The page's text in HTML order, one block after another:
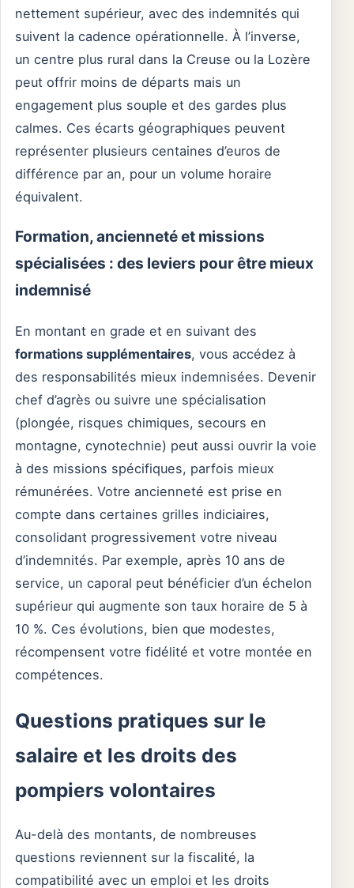
nettement supérieur, avec des indemnités qui
suivent la cadence opérationnelle. À l’inverse,
un centre plus rural dans la Creuse ou la Lozère
peut offrir moins de départs mais un
engagement plus souple et des gardes plus
calmes. Ces écarts géographiques peuvent
représenter plusieurs centaines d’euros de
différence par an, pour un volume horaire
équivalent.
Formation, ancienneté et missions
spécialisées : des leviers pour être mieux
indemnisé
En montant en grade et en suivant des
formations supplémentaires, vous accédez à
des responsabilités mieux indemnisées. Devenir
chef d’agrès ou suivre une spécialisation
(plongée, risques chimiques, secours en
montagne, cynotechnie) peut aussi ouvrir la voie
à des missions spécifiques, parfois mieux
rémunérées. Votre ancienneté est prise en
compte dans certaines grilles indiciaires,
consolidant progressivement votre niveau
d’indemnités. Par exemple, après 10 ans de
service, un caporal peut bénéficier d’un échelon
supérieur qui augmente son taux horaire de 5 à
10 %. Ces évolutions, bien que modestes,
récompensent votre fidélité et votre montée en
compétences.
Questions pratiques sur le
salaire et les droits des
pompiers volontaires
Au-delà des montants, de nombreuses
questions reviennent sur la fiscalité, la
compatibilité avec un emploi et les droits